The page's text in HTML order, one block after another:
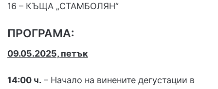
16 – КЪЩА „СТАМБОЛЯН“
ПРОГРАМА:
09.05.2025, петък
14:00 ч. – Начало на винените дегустации в